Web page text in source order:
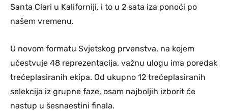
Santa Clari u Kaliforniji, i to u 2 sata iza ponoći po
našem vremenu.
U novom formatu Svjetskog prvenstva, na kojem
učestvuje 48 reprezentacija, važnu ulogu ima poredak
trećeplasiranih ekipa. Od ukupno 12 trećeplasiranih
selekcija iz grupne faze, osam najboljih izborit će
nastup u šesnaestini finala.